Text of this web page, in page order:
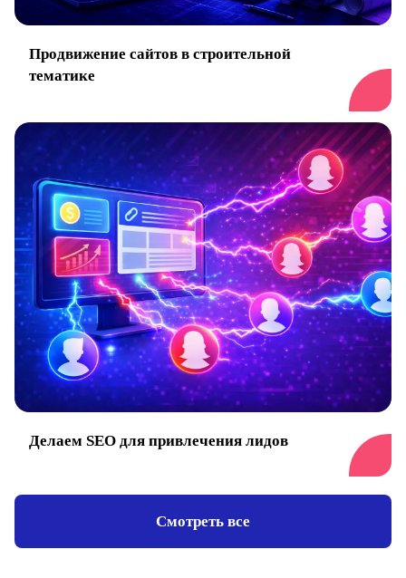
Продвижение сайтов в строительной
тематике
Делаем SEO для привлечения лидов
Смотреть все